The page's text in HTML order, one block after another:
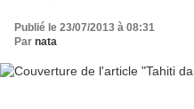
Publié le 23/07/2013 à 08:31
Par nata